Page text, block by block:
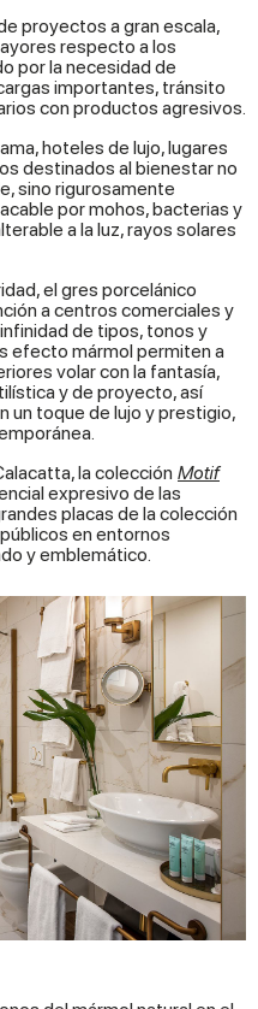
proyectos a gran escala,
respecto a los
por la necesidad de
importantes, tránsito
con productos agresivos.
hoteles de lujo, lugares
destinados al bienestar no
sino rigurosamente
por mohos, bacterias y
a la luz, rayos solares
el gres porcelánico
a centros comerciales y
de tipos, tonos y
efecto mármol permiten a
volar con la fantasía,
y de proyecto, así
un toque de lujo y prestigio,
la colección Motif
expresivo de las
placas de la colección
en entornos
y emblemático.